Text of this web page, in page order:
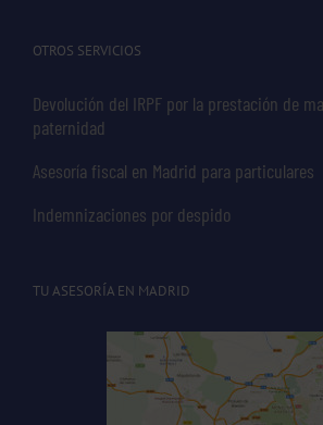
OTROS SERVICIOS
Devolución del IRPF por la prestación de
paternidad
Asesoría fiscal en Madrid para particulares
Indemnizaciones por despido
TU ASESORÍA EN MADRID